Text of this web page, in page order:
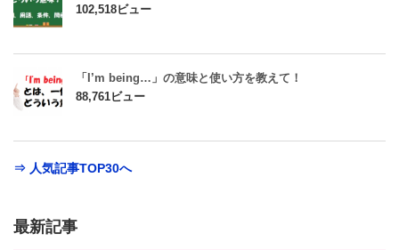
102,518ビュー
「I’m being…」の意味と使い方を教えて！
88,761ビュー
⇒ 人気記事TOP30へ
最新記事